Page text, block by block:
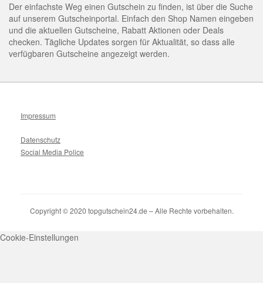
Der einfachste Weg einen Gutschein zu finden, ist über die Suche
auf unserem Gutscheinportal. Einfach den Shop Namen eingeben
und die aktuellen Gutscheine, Rabatt Aktionen oder Deals
checken. Tägliche Updates sorgen für Aktualität, so dass alle
verfügbaren Gutscheine angezeigt werden.
Impressum
Datenschutz
Social Media Police
Copyright © 2020 topgutschein24.de – Alle Rechte vorbehalten.
Cookie-Einstellungen